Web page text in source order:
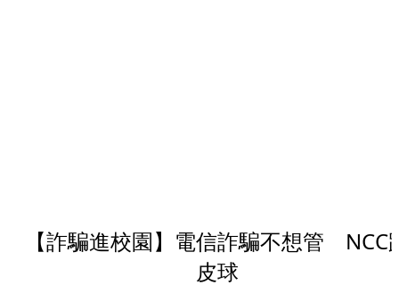
【詐騙進校園】電信詐騙不想管 NCC
皮球